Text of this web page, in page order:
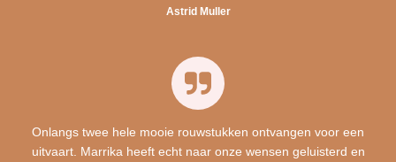
Astrid Muller
Onlangs twee hele mooie rouwstukken ontvangen voor een
uitvaart. Marrika heeft echt naar onze wensen geluisterd en